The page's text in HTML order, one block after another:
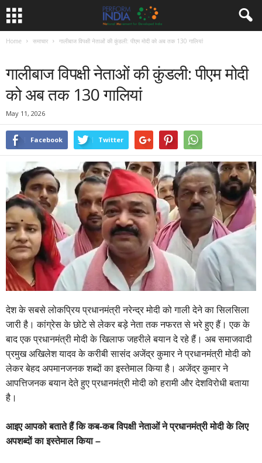
Home समाचार गालीबाज विपक्षी नेताओं की कुंडली: पीएम मोदी को अब तक 130 गालियां
गालीबाज विपक्षी नेताओं की कुंडली: पीएम मोदी
को अब तक 130 गालियां
May 11, 2026
Facebook Twitter
देश के सबसे लोकप्रिय प्रधानमंत्री नरेन्द्र मोदी को गाली देने का सिलसिला
जारी है। कांग्रेस के छोटे से लेकर बड़े नेता तक नफरत से भरे हुए हैं। एक के
बाद एक प्रधानमंत्री मोदी के खिलाफ जहरीले बयान दे रहे हैं। अब समाजवादी
प्रमुख अखिलेश यादव के करीबी सासंद अजेंद्र कुमार ने प्रधानमंत्री मोदी को
लेकर बेहद अपमानजनक शब्दों का इस्तेमाल किया है। अजेंद्र कुमार ने
आपत्तिजनक बयान देते हुए प्रधानमंत्री मोदी को हरामी और देशविरोधी बताया
है।
आइए आपको बताते हैं कि कब-कब विपक्षी नेताओं ने प्रधानमंत्री मोदी के लिए
अपशब्दों का इस्तेमाल किया –